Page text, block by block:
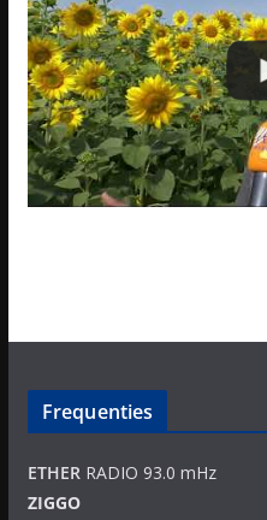
Frequenties
ETHERRADIO 93.0 mHz
ZIGGO